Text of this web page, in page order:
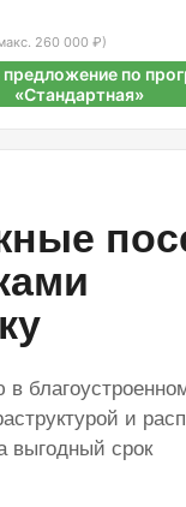
260 000 ₽)
предложение по
«Стандартная»
ко всем
проблем